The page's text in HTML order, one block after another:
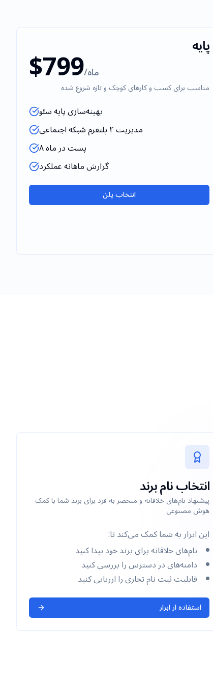
پایه $799 /ماه
مناسب برای کسب و کارهای کوچک و تازه شروع شده
بهینه‌سازی پایه سئو
مدیریت ۲ پلتفرم شبکه اجتماعی
۸ پست در ماه
گزارش ماهانه عملکرد
انتخاب پلن
انتخاب نام برند
پیشنهاد نام‌های خلاقانه و منحصر به فرد برای برند شما با کمک
هوش مصنوعی
این ابزار به شما کمک می‌کند تا:
نام‌های خلاقانه برای برند خود پیدا کنید
دامنه‌های در دسترس را بررسی کنید
قابلیت ثبت نام تجاری را ارزیابی کنید
استفاده از ابزار